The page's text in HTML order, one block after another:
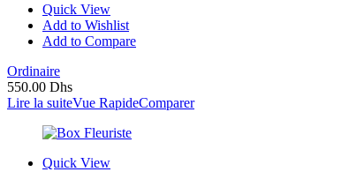
Quick View
Add to Wishlist
Add to Compare
Ordinaire
550.00 Dhs
Lire la suiteVue RapideComparer
Quick View